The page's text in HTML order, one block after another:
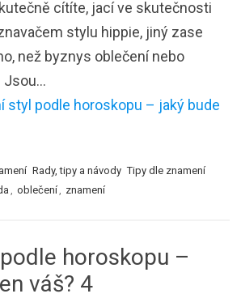
cítíte, jací ve skutečnosti
stylu hippie, jiný zase
než byznys oblečení nebo
Jsou…
styl podle horoskopu – jaký bude
Rady, tipy a návody Tipy dle znamení
oblečení znamení
horoskopu –
váš? 4